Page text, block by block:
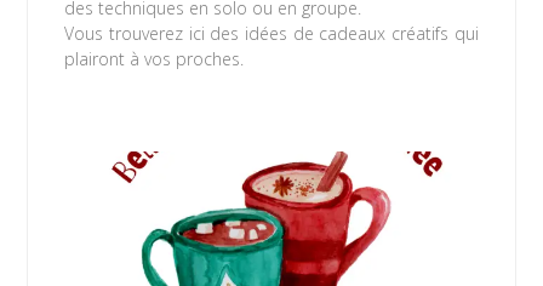
des techniques en solo ou en groupe.
Vous trouverez ici des idées de cadeaux créatifs qui
plairont à vos proches.